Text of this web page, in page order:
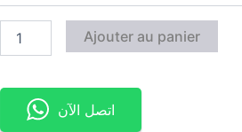
Ajouter au panier
اتصل الآن